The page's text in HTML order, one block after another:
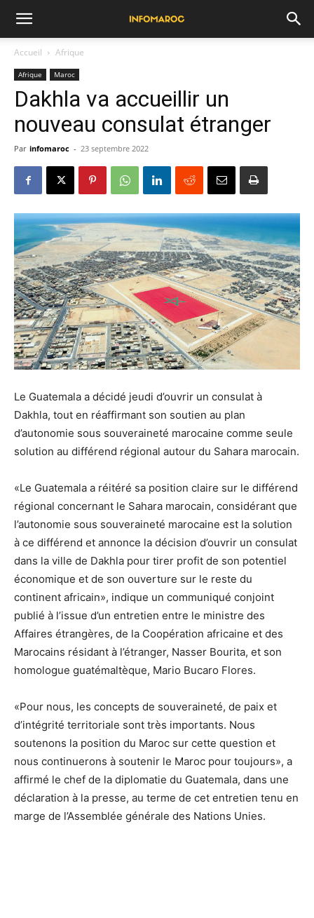
Accueil Afrique
Afrique Maroc
Dakhla va accueillir un
nouveau consulat étranger
Par infomaroc - 23 septembre 2022
Le Guatemala a décidé jeudi d’ouvrir un consulat à
Dakhla, tout en réaffirmant son soutien au plan
d’autonomie sous souveraineté marocaine comme seule
solution au différend régional autour du Sahara marocain.
«Le Guatemala a réitéré sa position claire sur le différend
régional concernant le Sahara marocain, considérant que
l’autonomie sous souveraineté marocaine est la solution
à ce différend et annonce la décision d’ouvrir un consulat
dans la ville de Dakhla pour tirer profit de son potentiel
économique et de son ouverture sur le reste du
continent africain», indique un communiqué conjoint
publié à l’issue d’un entretien entre le ministre des
Affaires étrangères, de la Coopération africaine et des
Marocains résidant à l’étranger, Nasser Bourita, et son
homologue guatémaltèque, Mario Bucaro Flores.
«Pour nous, les concepts de souveraineté, de paix et
d’intégrité territoriale sont très importants. Nous
soutenons la position du Maroc sur cette question et
nous continuerons à soutenir le Maroc pour toujours», a
affirmé le chef de la diplomatie du Guatemala, dans une
déclaration à la presse, au terme de cet entretien tenu en
marge de l’Assemblée générale des Nations Unies.